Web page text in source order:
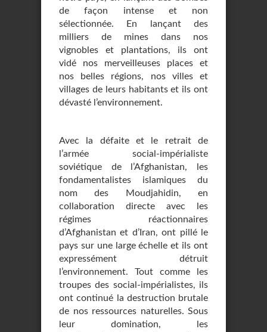
de façon intense et non
sélectionnée. En lançant des
milliers de mines dans nos
vignobles et plantations, ils ont
vidé nos merveilleuses places et
nos belles régions, nos villes et
villages de leurs habitants et ils ont
dévasté l’environnement.
Avec la défaite et le retrait de
l’armée social-impérialiste
soviétique de l’Afghanistan, les
fondamentalistes islamiques du
nom des Moudjahidin, en
collaboration directe avec les
régimes réactionnaires
d’Afghanistan et d’Iran, ont pillé le
pays sur une large échelle et ils ont
expressément détruit
l’environnement. Tout comme les
troupes des social-impérialistes, ils
ont continué la destruction brutale
de nos ressources naturelles. Sous
leur domination, les